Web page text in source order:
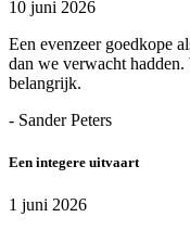
10 juni 2026
Een evenzeer goedkope
dan we verwacht
belangrijk.
- Sander Peters
Een integere uitvaart
1 juni 2026